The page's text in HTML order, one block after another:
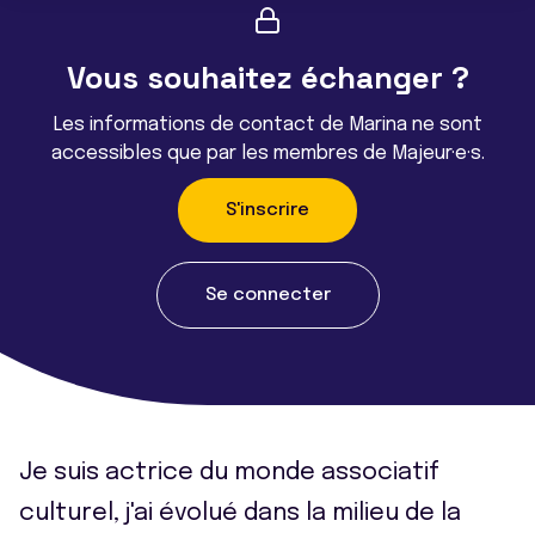
Vous souhaitez échanger ?
Les informations de contact de Marina ne sont
accessibles que par les membres de Majeur·e·s.
S'inscrire
Se connecter
Je suis actrice du monde associatif
culturel, j'ai évolué dans la milieu de la